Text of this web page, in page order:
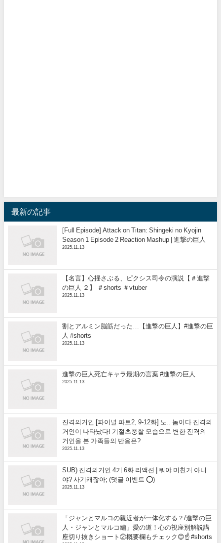
最新の記事
[Full Episode] Attack on Titan: Shingeki no Kyojin
Season 1 Episode 2 Reaction Mashup | 進撃の巨人
2025.11.13
【名言】心揺さぶる、ピクシス司令の演説【＃進撃
の巨人 ２】 ＃shorts ＃vtuber
2025.11.13
割とアルミン脳筋だった…【進撃の巨人】#進撃の巨
人 #shorts
2025.11.13
進撃の巨人死亡キャラ最期の言葉 #進撃の巨人
2025.11.13
진격의거인 [파이널 파트2, 9-12화] 노.. 놈이다 진격의
거인이 나타났다! 기절초풍할 모습으로 변한 진격의
거인을 본 가족들의 반응은?
2025.11.13
SUB) 진격의거인 4기 6화 리액션 | 뭐야 미친거 아니
야? 사기캐잖아; (댓글 이벤트 ⭕)
2025.11.13
「ジャンとマルコの親近者が一体化する？/進撃の巨
人・ジャンとマルコ編」愛の道！心の視座別解説講
座切り抜きショート②概要欄もチェック😊☝️ #shorts